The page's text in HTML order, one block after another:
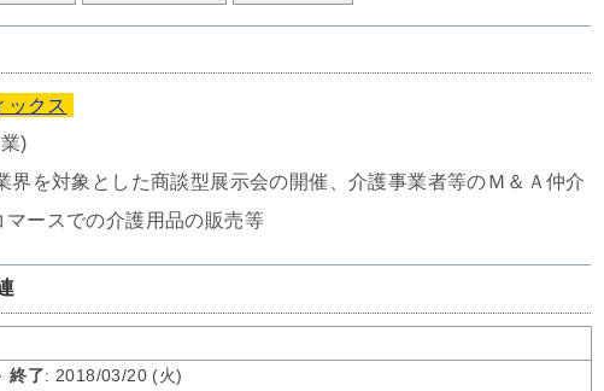
ックス
)
界を対象とした商談型展示会の開催、介護事業者等のＭ＆Ａ仲介
マースでの介護用品の販売等
終了: 2018/03/20 (火)